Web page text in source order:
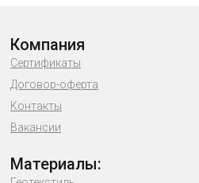
Компания
Сертификаты
Договор-оферта
Контакты
Вакансии
Материалы: